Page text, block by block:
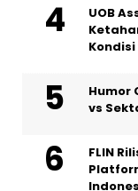
UOB
Humor
vs
FLIN